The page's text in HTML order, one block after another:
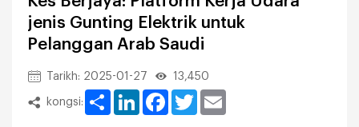
jenis Gunting Elektrik untuk
Pelanggan Arab Saudi
Tarikh: 2025-01-27 13,450
kongsi:
Share LinkedInFacebook
Twitter